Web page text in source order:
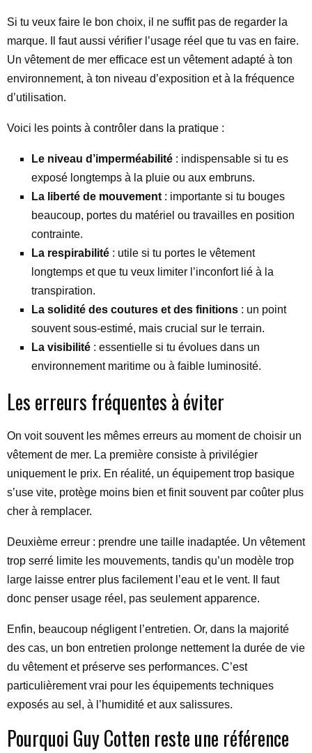
Si tu veux faire le bon choix, il ne suffit pas de regarder la
marque. Il faut aussi vérifier l’usage réel que tu vas en faire.
Un vêtement de mer efficace est un vêtement adapté à ton
environnement, à ton niveau d’exposition et à la fréquence
d’utilisation.
Voici les points à contrôler dans la pratique :
Le niveau d’imperméabilité : indispensable si tu es
exposé longtemps à la pluie ou aux embruns.
La liberté de mouvement : importante si tu bouges
beaucoup, portes du matériel ou travailles en position
contrainte.
La respirabilité : utile si tu portes le vêtement
longtemps et que tu veux limiter l’inconfort lié à la
transpiration.
La solidité des coutures et des finitions : un point
souvent sous-estimé, mais crucial sur le terrain.
La visibilité : essentielle si tu évolues dans un
environnement maritime ou à faible luminosité.
Les erreurs fréquentes à éviter
On voit souvent les mêmes erreurs au moment de choisir un
vêtement de mer. La première consiste à privilégier
uniquement le prix. En réalité, un équipement trop basique
s’use vite, protège moins bien et finit souvent par coûter plus
cher à remplacer.
Deuxième erreur : prendre une taille inadaptée. Un vêtement
trop serré limite les mouvements, tandis qu’un modèle trop
large laisse entrer plus facilement l’eau et le vent. Il faut
donc penser usage réel, pas seulement apparence.
Enfin, beaucoup négligent l’entretien. Or, dans la majorité
des cas, un bon entretien prolonge nettement la durée de vie
du vêtement et préserve ses performances. C’est
particulièrement vrai pour les équipements techniques
exposés au sel, à l’humidité et aux salissures.
Pourquoi Guy Cotten reste une référence